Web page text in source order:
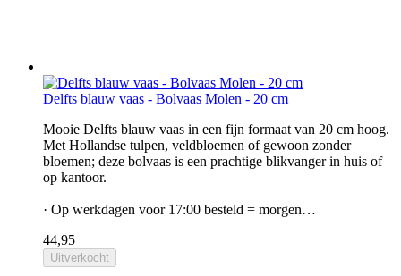
Delfts blauw vaas - Bolvaas Molen - 20 cm
Mooie Delfts blauw vaas in een fijn formaat van 20 cm hoog.
Met Hollandse tulpen, veldbloemen of gewoon zonder
bloemen; deze bolvaas is een prachtige blikvanger in huis of
op kantoor.
· Op werkdagen voor 17:00 besteld = morgen…
44,95
Uitverkocht